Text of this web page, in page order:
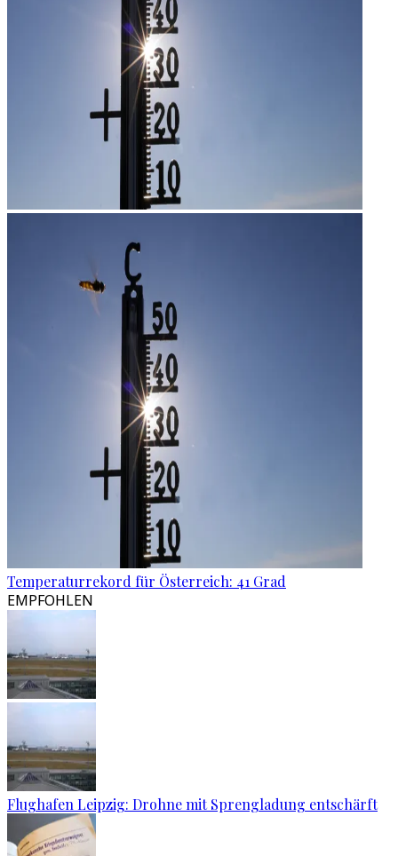
Temperaturrekord für Österreich: 41 Grad
EMPFOHLEN
Flughafen Leipzig: Drohne mit Sprengladung entschärft